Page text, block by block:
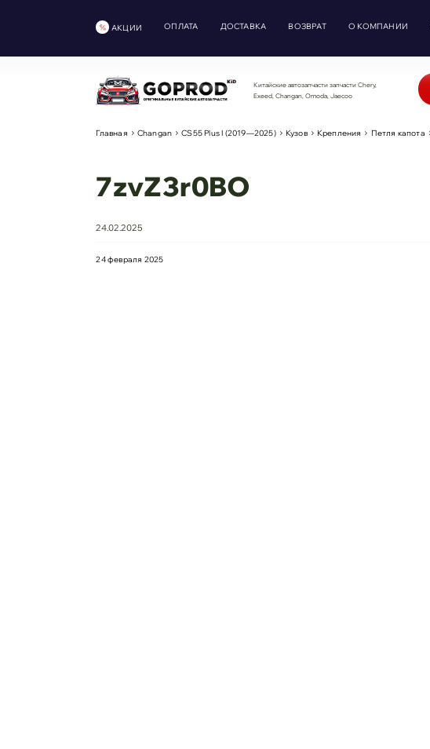
АКЦИИ ОПЛАТА ДОСТАВКА ВОЗВРАТ О КОМПАНИИ
Китайские автозапчасти запчасти Chery,
Exeed, Changan, Omoda, Jaecoo
Главная Changan CS55 Plus I (2019—2025) Кузов Крепления Петля капота
7zvZ3r0BO
24.02.2025
24 февраля 2025